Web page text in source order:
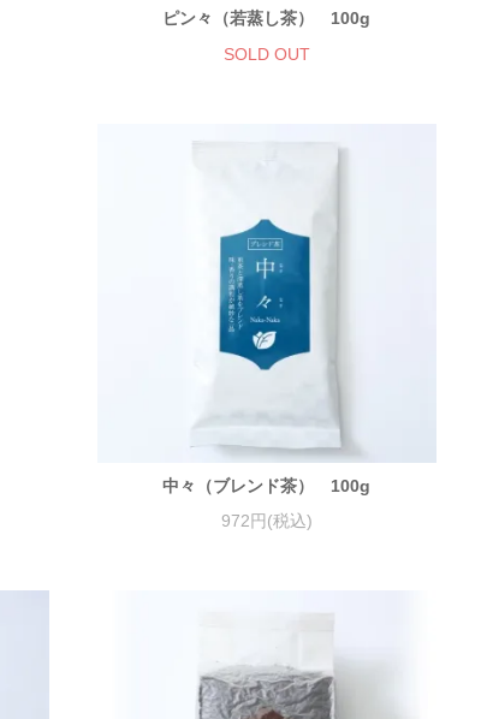
ピン々（若蒸し茶） 100g
SOLD OUT
中々（ブレンド茶） 100g
972円(税込)